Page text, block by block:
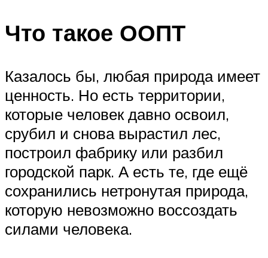
Что такое ООПТ
Казалось бы, любая природа имеет
ценность. Но есть территории,
которые человек давно освоил,
срубил и снова вырастил лес,
построил фабрику или разбил
городской парк. А есть те, где ещё
сохранились нетронутая природа,
которую невозможно воссоздать
силами человека.